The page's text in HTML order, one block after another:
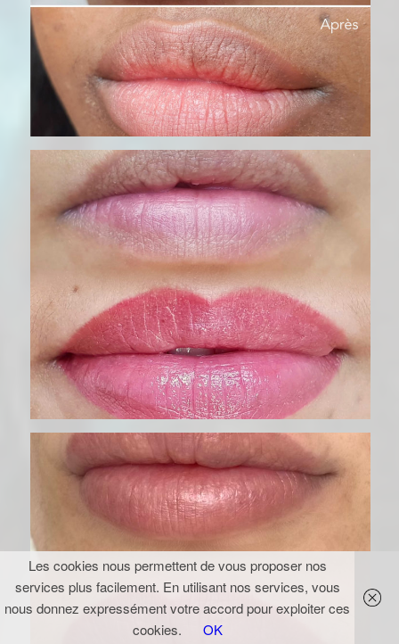
Les cookies nous permettent de vous proposer nos
services plus facilement. En utilisant nos services, vous
nous donnez expressément votre accord pour exploiter ces
cookies.
OK